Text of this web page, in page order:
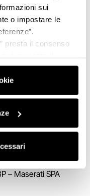
sui
o impostare le
presta il consenso
necessari” e
al corretto
– Maserati SPA